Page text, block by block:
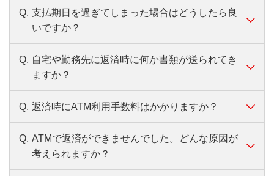
17:00（12/31～1/3を除く）
ください。
借入残高・利息・遅延損害金の合計金額を超えるご返
済はできません。
利息が日割計算のため、一括返済に必要な金額は返済
残高・利息・遅延損害金の合計額）を下記いずれかの
方法でご確認ください。
≪ご利用残高確認方法≫
バンクイックアプリからご利用残高をタップし
て確認
A. お近くのATMまたはお振り込みにて、次回返
済金額（毎回の最少返済額）以上の金額をご
また、借入残高・利息・遅延損害金の合計金
ください。
Q. 支払期日を過ぎてしまった場合はどうしたら良
いですか？
A. 次回返済金額（毎回の返済額＋遅延損害金の
合計）をご確認のうえ、ATMまたはお振り込
なります。ご返済日当日に次回返済金額（毎回の返済
額＋遅延損害金の合計）を下記いずれかの方法でご確
認ください。
Q. 自宅や勤務先に返済時に何か書類が送られてき
ますか？
A. 書類は送付しません。
Q. 返済時にATM利用手数料はかかりますか？
A. 「バンクイックカード」でご返済いただく場
合、当行ATM・セブン銀行ATM・ローソン銀
Q. ATMで返済ができませんでした。どんな原因が
考えられますか？